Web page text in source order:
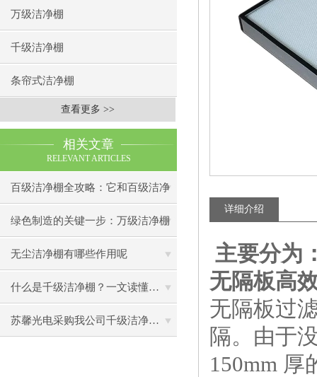
万级洁净棚
千级洁净棚
条帘式洁净棚
查看更多 >>
相关文章
RELEVANT ARTICLES
百级洁净棚全攻略：它和百级洁净
室到底有什么区别？
绿色制造的关键一步：万级洁净棚
助力环保型半导体产业发展
无尘洁净棚有哪些作用呢
什么是千级洁净棚？一文读懂其结构特点与局部净化优势
苏馨光电采购我公司千级洁净棚普通工作台一批（7月07日）已顺利交货
详细介绍
主要分为
无隔板高
无隔板过
隔。由于
150mm 厚